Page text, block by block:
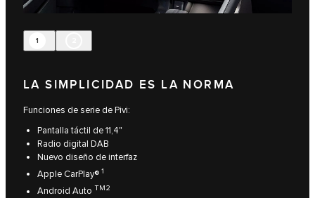
1
LA SIMPLICIDAD ES LA NORMA
Funciones de serie de Pivi:
Pantalla táctil de 11,4"
Radio digital DAB
Nuevo diseño de interfaz
Apple CarPlay® 1
Android Auto TM2